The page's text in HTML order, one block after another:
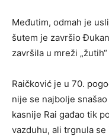
Međutim, odmah je
šutem je završio
završila u mreži
Raičković je u 70.
nije se najbolje
kasnije Rai gađao tik
vazduhu, ali trgnula